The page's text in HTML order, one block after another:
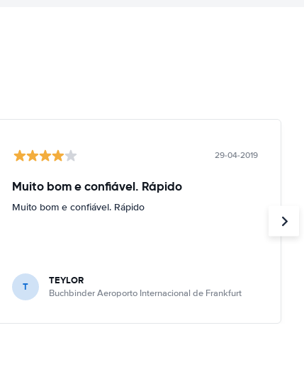
29-04-2019
Muito bom e confiável. Rápido
Muito bom e confiável. Rápido
T TEYLOR
Buchbinder Aeroporto Internacional de Frankfurt